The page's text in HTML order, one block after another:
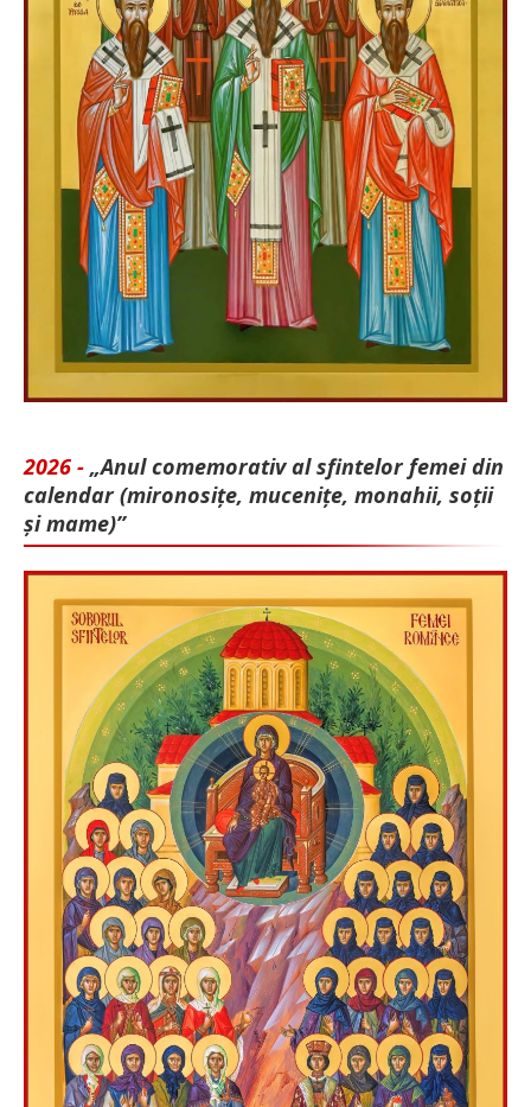
2026 - „Anul comemorativ al sfintelor femei din
calendar (mironosițe, mu­cenițe, monahii, soții
și mame)”